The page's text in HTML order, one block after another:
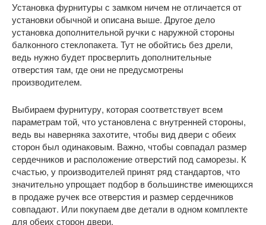
Установка фурнитуры с замком ничем не отличается от
установки обычной и описана выше. Другое дело
установка дополнительной ручки с наружной стороны
балконного стеклопакета. Тут не обойтись без дрели,
ведь нужно будет просверлить дополнительные
отверстия там, где они не предусмотрены
производителем.
Выбираем фурнитуру, которая соответствует всем
параметрам той, что установлена с внутренней стороны,
ведь вы наверняка захотите, чтобы вид двери с обеих
сторон был одинаковым. Важно, чтобы совпадал размер
сердечников и расположение отверстий под саморезы. К
счастью, у производителей принят ряд стандартов, что
значительно упрощает подбор в большинстве имеющихся
в продаже ручек все отверстия и размер сердечников
совпадают. Или покупаем две детали в одном комплекте
для обеих сторон двери.